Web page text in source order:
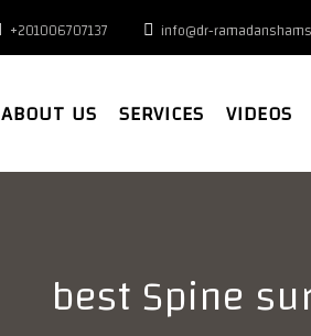
info@dr-
+201006707137
ABOUT US SERVICES VIDEOS
best Spine